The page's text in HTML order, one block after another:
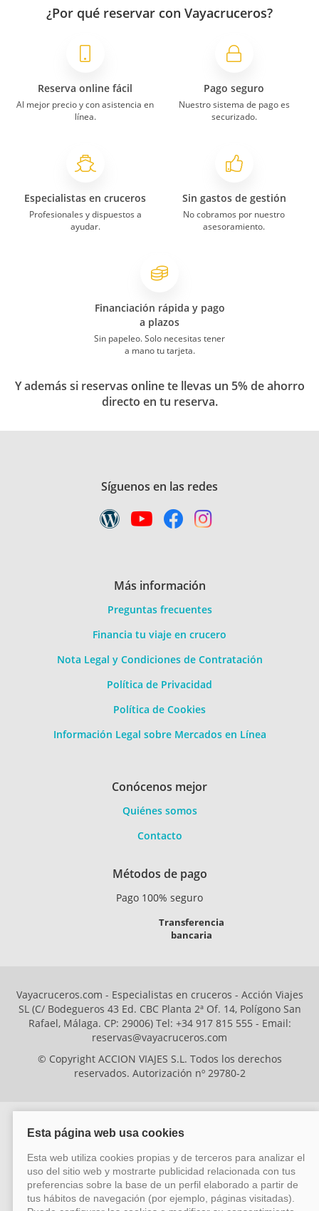
¿Por qué reservar con Vayacruceros?
Reserva online fácil
Al mejor precio y con asistencia en
línea.
Pago seguro
Nuestro sistema de pago es
securizado.
Especialistas en cruceros
Profesionales y dispuestos a
ayudar.
Sin gastos de gestión
No cobramos por nuestro
asesoramiento.
Financiación rápida y pago
a plazos
Sin papeleo. Solo necesitas tener
a mano tu tarjeta.
Y además si reservas online te llevas un 5% de ahorro
directo en tu reserva.
Síguenos en las redes
Más información
Preguntas frecuentes
Financia tu viaje en crucero
Nota Legal y Condiciones de Contratación
Política de Privacidad
Política de Cookies
Información Legal sobre Mercados en Línea
Conócenos mejor
Quiénes somos
Contacto
Métodos de pago
Pago 100% seguro
Transferencia
bancaria
Vayacruceros.com - Especialistas en cruceros - Acción Viajes
SL (C/ Bodegueros 43 Ed. CBC Planta 2ª Of. 14, Polígono San
Rafael, Málaga. CP: 29006) Tel: +34 917 815 555 - Email:
reservas@vayacruceros.com
© Copyright ACCION VIAJES S.L. Todos los derechos
reservados. Autorización nº 29780-2
ACCION VIAJES SL ha sido beneficiaria del Fondo Europeo de Desarrollo
Regional (FEDER), cuyo objetivo es mejorar la competitividad de las pymes
mediante el impulso de la innovación, el desarrollo tecnológico, la